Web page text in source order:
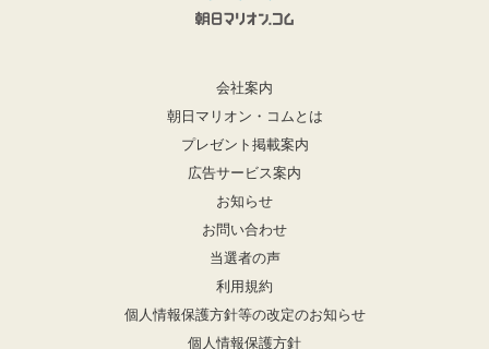
会社案内
朝日マリオン・コムとは
プレゼント掲載案内
広告サービス案内
お知らせ
お問い合わせ
当選者の声
利用規約
個人情報保護方針等の改定のお知らせ
個人情報保護方針